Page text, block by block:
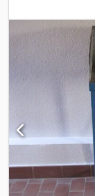
vozila. Pošiljanje
povpraševanj! Za
prevzem sta
Dcsdpeztkalefx
vmesne prodaje in